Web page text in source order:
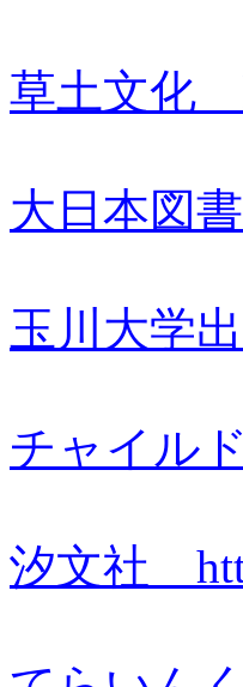
草土文化
大日本図
玉川大学
チャイル
汐文社